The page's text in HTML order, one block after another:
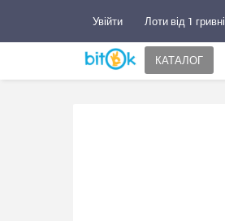
Увійти Лоти від 1 гривні
КАТАЛОГ